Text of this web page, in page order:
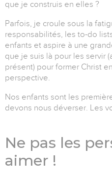
que je construis en elles ?
Parfois, je croule sous la
responsabilités, les to-do
enfants et aspire à une
que je suis là pour les servir
présent) pour former Christ
perspective.
Nos enfants sont les
devons nous déverser. Les
Ne pas les
aimer !